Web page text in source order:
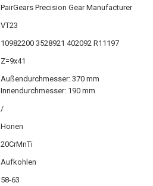
PairGears Precision Gear Manufacturer
VT23
10982200 3528921 402092 R11197
Z=9x41
Außendurchmesser: 370 mm
Innendurchmesser: 190 mm
/
Honen
20CrMnTi
Aufkohlen
58-63